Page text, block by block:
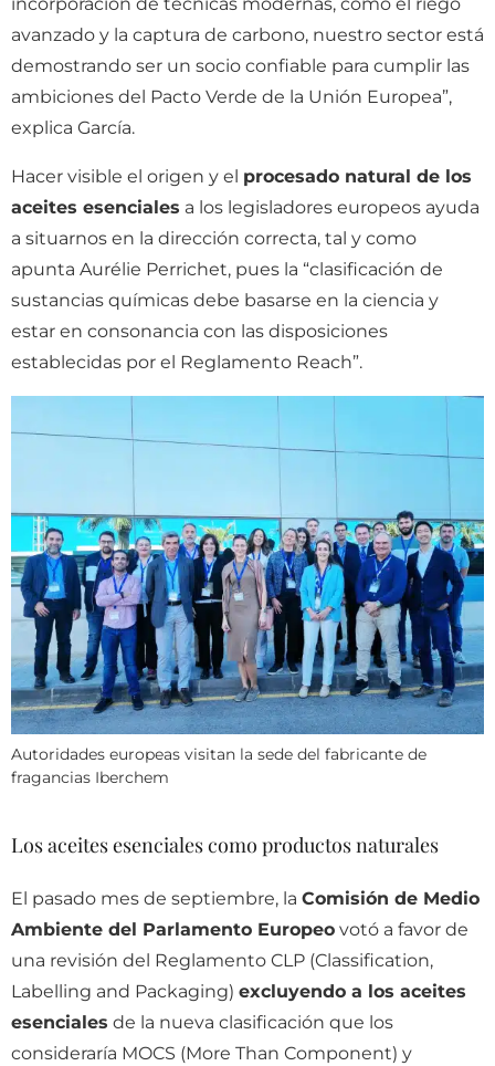
avanzado y la captura de carbono, nuestro sector está
demostrando ser un socio confiable para cumplir las
ambiciones del Pacto Verde de la Unión Europea”,
explica García.
Hacer visible el origen y el procesado natural de los
aceites esenciales a los legisladores europeos ayuda
a situarnos en la dirección correcta, tal y como
apunta Aurélie Perrichet, pues la “clasificación de
sustancias químicas debe basarse en la ciencia y
estar en consonancia con las disposiciones
establecidas por el Reglamento Reach”.
Autoridades europeas visitan la sede del fabricante de
fragancias Iberchem
Los aceites esenciales como productos naturales
El pasado mes de septiembre, la Comisión de Medio
Ambiente del Parlamento Europeo votó a favor de
una revisión del Reglamento CLP (Classification,
Labelling and Packaging) excluyendo a los aceites
esenciales de la nueva clasificación que los
consideraría MOCS (More Than Component) y